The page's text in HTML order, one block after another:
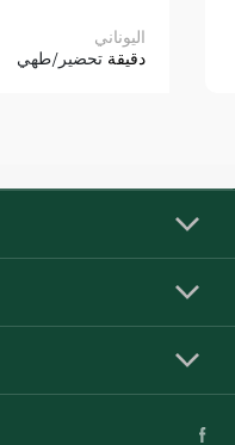
اليوناني
دقيقة تحضير/طهي